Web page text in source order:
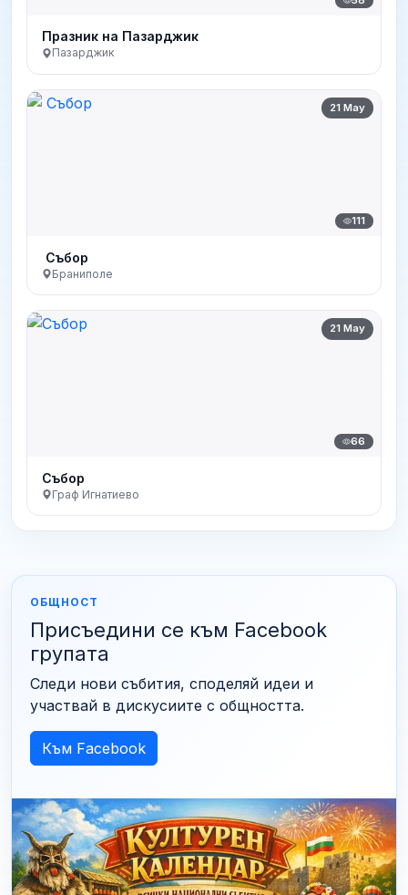
Празник на Пазарджик
Пазарджик
21 May
111
Събор
Браниполе
21 May
66
Събор
Граф Игнатиево
ОБЩНОСТ
Присъедини се към Facebook
групата
Следи нови събития, споделяй идеи и
участвай в дискусиите с общността.
Към Facebook